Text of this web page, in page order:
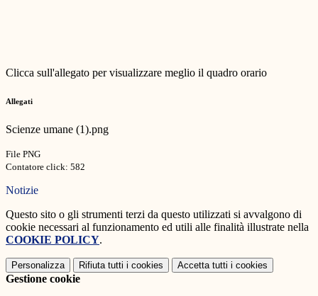
Clicca sull'allegato per visualizzare meglio il quadro orario
Allegati
Scienze umane (1).png
File PNG
Contatore click: 582
Notizie
Questo sito o gli strumenti terzi da questo utilizzati si avvalgono di
cookie necessari al funzionamento ed utili alle finalità illustrate nella
COOKIE POLICY.
Personalizza Rifiuta tutti i cookies Accetta tutti i cookies
Gestione cookie